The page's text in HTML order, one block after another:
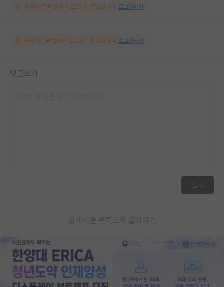
해당 댓글을 보려면 로그인이 필요합니다. 로그인하기
해당 댓글을 보려면 로그인이 필요합니다. 로그인하기
댓글쓰기
등록
게시판 목록으로 돌아가기